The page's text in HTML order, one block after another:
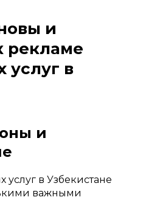
и
рекламе
услуг в
и
в Узбекистане
важными